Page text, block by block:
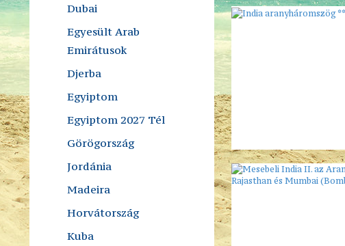
Dubai
Egyesült Arab
Emirátusok
Djerba
Egyiptom
Egyiptom 2027 Tél
Görögország
Jordánia
Madeira
Horvátország
Kuba